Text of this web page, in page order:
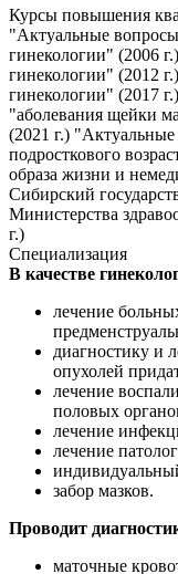
Курсы повышения
"Актуальные
гинекологии" (2006
гинекологии" (2012
гинекологии" (2017
"аболевания щейки
(2021 г.)
подросткового
образа жизни и
Сибирский
Министерства
г.)
Специализация
В качестве
лечение
диагностику и
опухолей
лечение
половых
лечение
лечение
забор мазков.
Проводит
маточные